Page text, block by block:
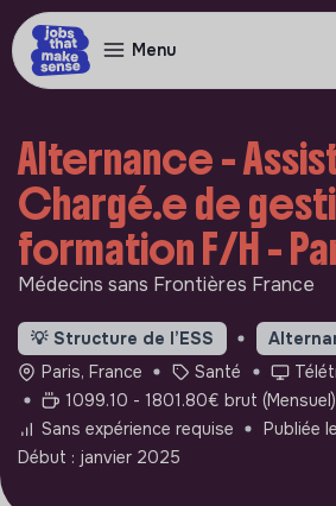
Menu
Alternance -
Chargé.e de
formation F/H -
Médecins sans Frontières France
💡 Structure de l’ESS
Paris, France
Santé
1099.10 - 1801.80€ brut (Mensuel)
Sans expérience requise
Publiée
Début : janvier 2025